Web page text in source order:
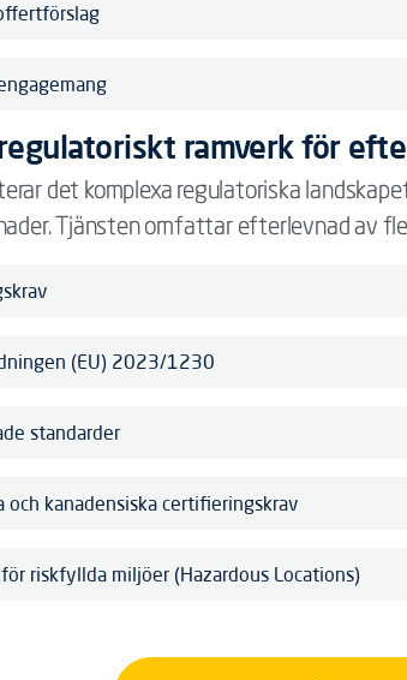
ramverk för
det komplexa regulatoriska
Tjänsten omfattar efterlevnad av
(EU) 2023/1230
standarder
och kanadensiska certifieringskrav
riskfyllda miljöer (Hazardous Locations)